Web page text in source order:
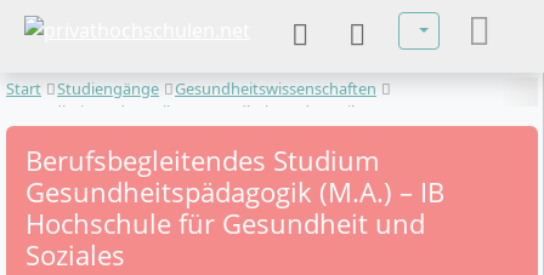
Sprache
Start Studiengänge
Gesundheitswissenschaften
Gesundheitspädagogik
Gesundheitspädagogik
Berufsbegleitendes Studium
Gesundheitspädagogik (M.A.) – IB
Hochschule für Gesundheit und
Soziales